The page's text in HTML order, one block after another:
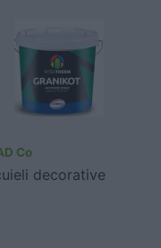
Co
decorative